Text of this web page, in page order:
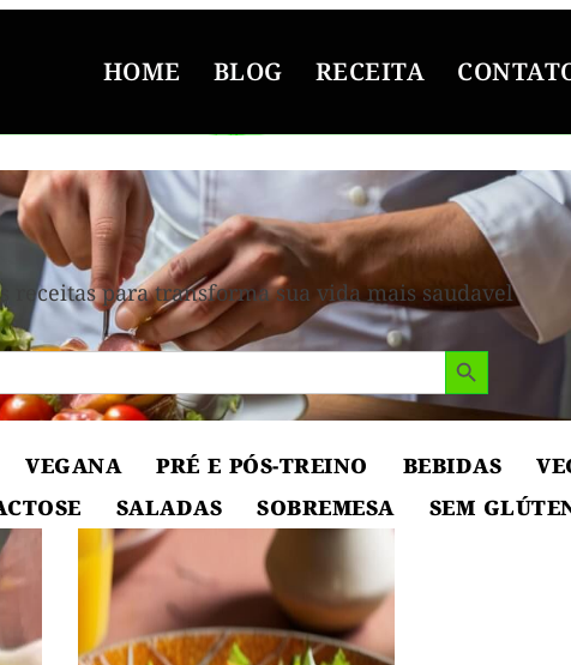
HOME BLOG RECEITA
receitas para transforma sua vida mais saudavel
Search Button
VEGANA PRÉ E PÓS-TREINO BEBIDAS
SALADAS SOBREMESA SEM